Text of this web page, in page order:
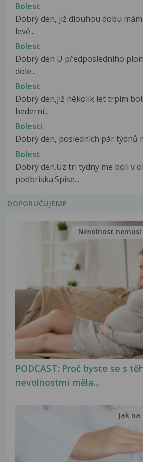
Bolest
Dobrý den, již dlouhou dobu
levé...
Bolest
Dobrý den U předposledního
dole...
Bolest
Dobrý den,již několik let trpím
bederní...
Bolesti
Dobrý den, posledních pár týdnů
Bolest
Dobrý den.Uz tri tydny me boli v
podbriska.Spise...
DOPORUČUJEME
PODCAST: Proč byste se s
nevolnostmi měla...
Nevolnost
Jak